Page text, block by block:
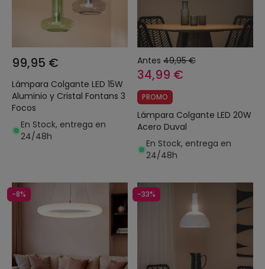
99,95 €
Lámpara Colgante LED 15W
Aluminio y Cristal Fontans 3
Focos
En Stock, entrega en
24/48h
Antes 49,95 €
34,99 €
PROMO
Lámpara Colgante LED 20W
Acero Duval
En Stock, entrega en
24/48h
-8% -33%